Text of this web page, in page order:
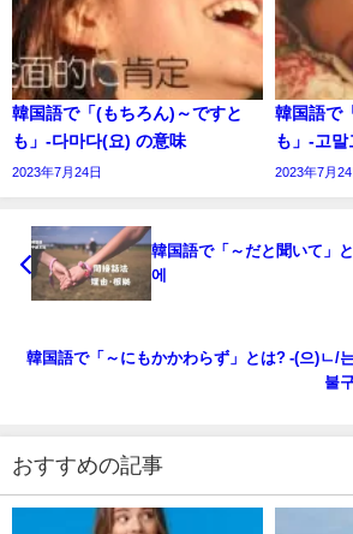
韓国語で「(もちろん)～ですと
も」-다마다(요) の意味
2023年7月24日
韓国語で
も」-고
2023年7月24
韓国語で「～だと聞いて」
에
韓国語で「～にもかかわらず」とは? -(으)ㄴ/
불
おすすめの記事